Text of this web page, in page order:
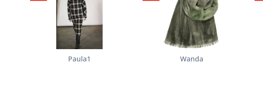
Paula1 Wanda